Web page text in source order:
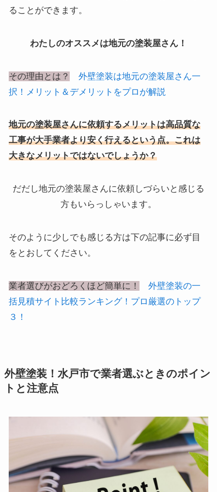
ることができます。
わたしのオススメは地元の塗装屋さん！
その理由とは？
外壁塗装は地元の塗装屋さん一
択！メリット＆デメリットをプロが解説
地元の塗装屋さんに依頼するメリットは高品質な
工事が大手業者より安く行えるという点。これは
大きなメリットではないでしょうか？
だだし地元の塗装屋さんに依頼しづらいと感じる
方もいらっしゃいます。
そのように少しでも感じる方は下の記事に必ず目
をとおしてください。
業者選びがおどろくほど簡単に！
外壁塗装の一
括見積サイト比較ランキング！プロ厳選のトップ
３！
外壁塗装！水戸市で業者選ぶときのポイン
トと注意点